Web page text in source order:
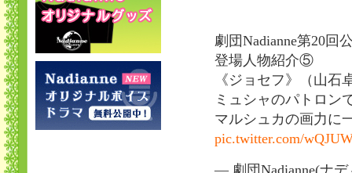
劇団Nadianne第20回
登場人物紹介⑤
《ジョセフ》（山石
ミュシャのパトロン
マルシュカの画力に
pic.twitter.com/
— 劇団Nadianne(ナデ